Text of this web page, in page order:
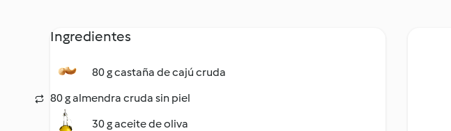
Ingredientes
80 g castaña de cajú cruda
80 g almendra cruda sin piel
30 g aceite de oliva